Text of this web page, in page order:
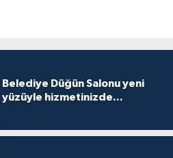
Belediye Düğün Salonu yeni
yüzüyle hizmetinizde...